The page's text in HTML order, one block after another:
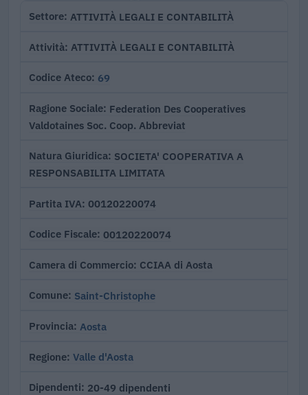
Settore ATTIVITÀ LEGALI E CONTABILITÀ
Attività ATTIVITÀ LEGALI E CONTABILITÀ
Codice Ateco 69
Ragione Sociale Federation Des Cooperatives
Valdotaines Soc. Coop. Abbreviat
Natura Giuridica SOCIETA' COOPERATIVA A
RESPONSABILITA LIMITATA
Partita IVA 00120220074
Codice Fiscale 00120220074
Camera di Commercio CCIAA di Aosta
Comune Saint-Christophe
Provincia Aosta
Regione Valle d'Aosta
Dipendenti 20-49 dipendenti